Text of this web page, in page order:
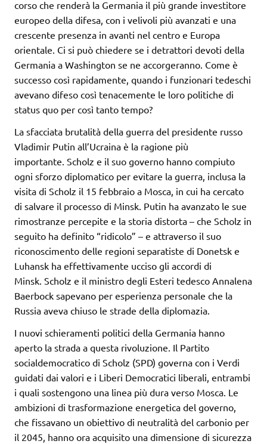
corso che renderà la Germania il più grande investitore
europeo della difesa, con i velivoli più avanzati e una
crescente presenza in avanti nel centro e Europa
orientale. Ci si può chiedere se i detrattori devoti della
Germania a Washington se ne accorgeranno. Come è
successo così rapidamente, quando i funzionari tedeschi
avevano difeso così tenacemente le loro politiche di
status quo per così tanto tempo?
La sfacciata brutalità della guerra del presidente russo
Vladimir Putin all’Ucraina è la ragione più
importante. Scholz e il suo governo hanno compiuto
ogni sforzo diplomatico per evitare la guerra, inclusa la
visita di Scholz il 15 febbraio a Mosca, in cui ha cercato
di salvare il processo di Minsk. Putin ha avanzato le sue
rimostranze percepite e la storia distorta – che Scholz in
seguito ha definito “ridicolo” – e attraverso il suo
riconoscimento delle regioni separatiste di Donetsk e
Luhansk ha effettivamente ucciso gli accordi di
Minsk. Scholz e il ministro degli Esteri tedesco Annalena
Baerbock sapevano per esperienza personale che la
Russia aveva chiuso le strade della diplomazia.
I nuovi schieramenti politici della Germania hanno
aperto la strada a questa rivoluzione. Il Partito
socialdemocratico di Scholz (SPD) governa con i Verdi
guidati dai valori e i Liberi Democratici liberali, entrambi
i quali sostengono una linea più dura verso Mosca. Le
ambizioni di trasformazione energetica del governo,
che fissavano un obiettivo di neutralità del carbonio per
il 2045, hanno ora acquisito una dimensione di sicurezza